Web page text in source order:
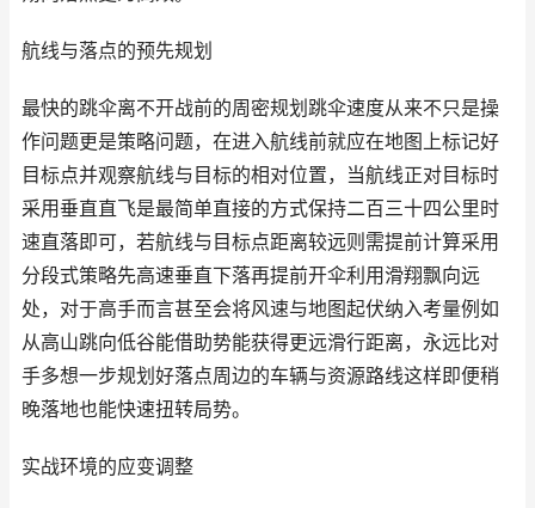
航线与落点的预先规划
最快的跳伞离不开战前的周密规划跳伞速度从来不只是操
作问题更是策略问题，在进入航线前就应在地图上标记好
目标点并观察航线与目标的相对位置，当航线正对目标时
采用垂直直飞是最简单直接的方式保持二百三十四公里时
速直落即可，若航线与目标点距离较远则需提前计算采用
分段式策略先高速垂直下落再提前开伞利用滑翔飘向远
处，对于高手而言甚至会将风速与地图起伏纳入考量例如
从高山跳向低谷能借助势能获得更远滑行距离，永远比对
手多想一步规划好落点周边的车辆与资源路线这样即便稍
晚落地也能快速扭转局势。
实战环境的应变调整